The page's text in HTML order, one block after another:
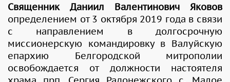
Священник Даниил Валентинович Яковов
определением от 3 октября 2019 года в связи
с направлением в долгосрочную
миссионерскую командировку в Валуйскую
епархию Белгородской митрополии
освобождается от должности настоятеля